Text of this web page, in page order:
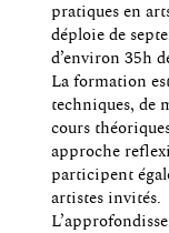
pratiques en
déploie de
d’environ 35h
La formation
techniques, de
cours
approche
participent
artistes invités.